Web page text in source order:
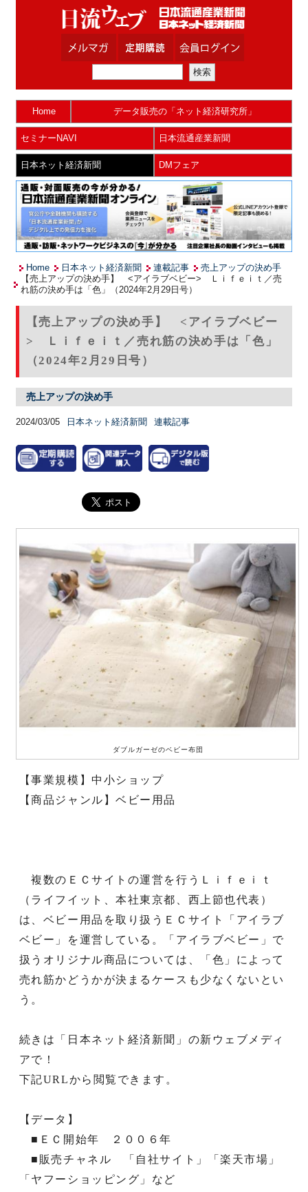
Home データ販売の「ネット経済研究所」
セミナーNAVI 日本流通産業新聞
日本ネット経済新聞 DMフェア
Home 日本ネット経済新聞 連載記事
売上アップの決め手
【売上アップの決め手】 <アイラブベビー> Ｌｉｆｅｉｔ／売
れ筋の決め手は「色」（2024年2月29日号）
【売上アップの決め手】 <アイラブベビー
> Ｌｉｆｅｉｔ／売れ筋の決め手は「色」
（2024年2月29日号）
売上アップの決め手
2024/03/05 日本ネット経済新聞 連載記事
ダブルガーゼのベビー布団
【事業規模】中小ショップ
【商品ジャンル】ベビー用品
複数のＥＣサイトの運営を行うＬｉｆｅｉｔ
（ライフイット、本社東京都、西上節也代表）
は、ベビー用品を取り扱うＥＣサイト「アイラブ
ベビー」を運営している。「アイラブベビー」で
扱うオリジナル商品については、「色」によって
売れ筋かどうかが決まるケースも少なくないとい
う。
続きは「日本ネット経済新聞」の新ウェブメディ
アで！
下記URLから閲覧できます。
【データ】
■ＥＣ開始年 ２００６年
■販売チャネル 「自社サイト」「楽天市場」
「ヤフーショッピング」など